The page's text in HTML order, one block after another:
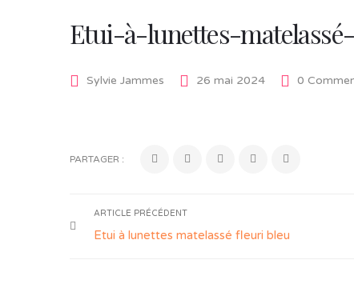
Etui-à-lunettes-
Sylvie Jammes 26 mai 2024 0
PARTAGER :
ARTICLE PRÉCÉDENT
Etui à lunettes matelassé fleuri bleu